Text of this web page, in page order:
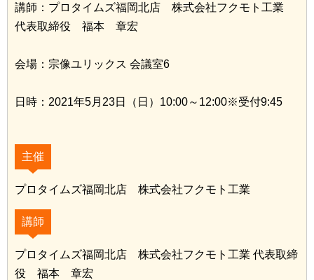
講師：プロタイムズ福岡北店 株式会社フクモト工業
代表取締役 福本 章宏
会場：宗像ユリックス 会議室6
日時：2021年5月23日（日）10:00～12:00※受付9:45
主催
プロタイムズ福岡北店 株式会社フクモト工業
講師
プロタイムズ福岡北店 株式会社フクモト工業 代表取締
役 福本 章宏